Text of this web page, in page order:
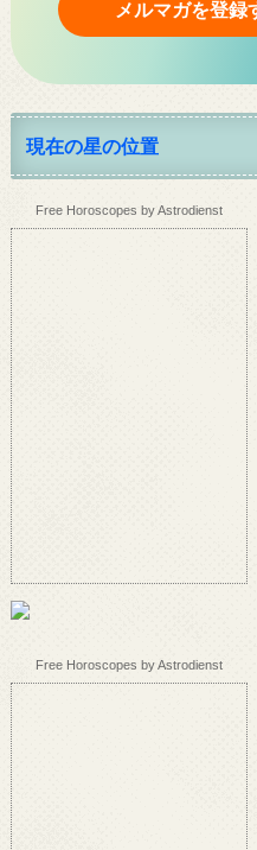
現在の星の位置
Free Horoscopes by Astrodienst
Free Horoscopes by Astrodienst